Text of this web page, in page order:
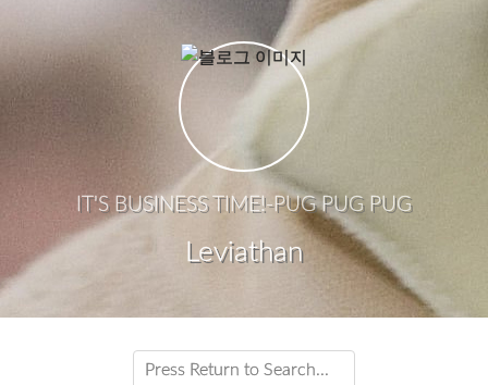
IT'S BUSINESS TIME!-PUG PUG PUG
Leviathan